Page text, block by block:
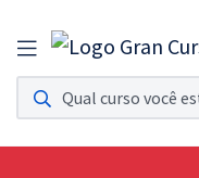
Assinatura Ilimitada
Acesso a todos os cursos.
Assinatura OAB Até